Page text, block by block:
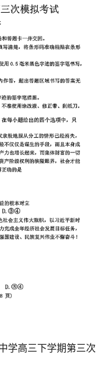
学高三下学期第三次